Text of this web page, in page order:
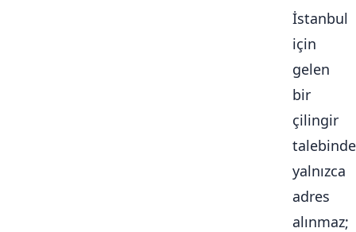
İstanbul
için
gelen
bir
çilingir
talebinde
yalnızca
adres
alınmaz;